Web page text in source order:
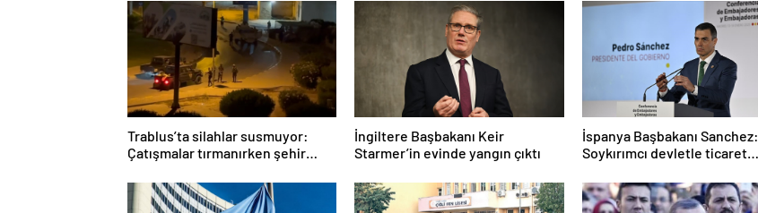
Trablus’ta silahlar susmuyor:
Çatışmalar tırmanırken şehir
İngiltere Başbakanı Keir
Starmer’in evinde yangın çıktı
İspanya Başbakanı Sanchez:
Soykırımcı devletle ticaret